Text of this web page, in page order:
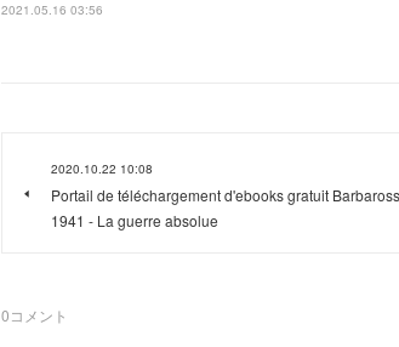
2021.05.16 03:56
2020.10.22 10:08
Portail de téléchargement d'ebooks gratuit
1941 - La guerre absolue
0コメント